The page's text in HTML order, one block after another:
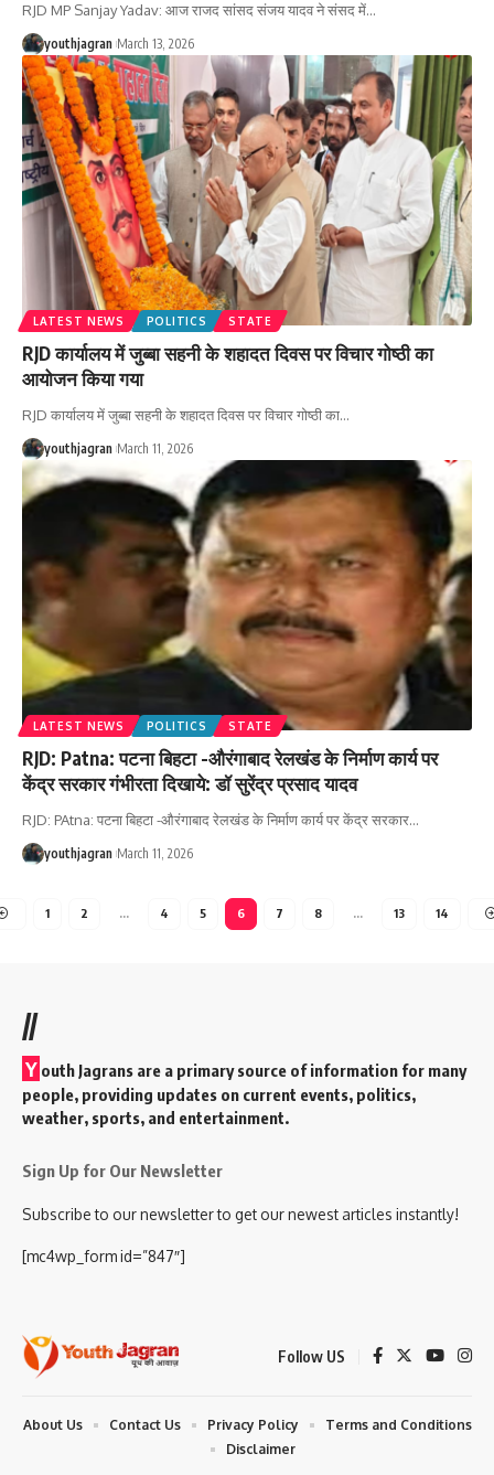
RJD MP Sanjay Yadav: आज राजद सांसद संजय यादव ने संसद में…
youthjagran March 13, 2026
LATEST NEWS POLITICS STATE
RJD कार्यालय में जुब्बा सहनी के शहादत दिवस पर विचार गोष्ठी का
आयोजन किया गया
RJD कार्यालय में जुब्बा सहनी के शहादत दिवस पर विचार गोष्ठी का…
youthjagran March 11, 2026
LATEST NEWS POLITICS STATE
RJD: Patna: पटना बिहटा -औरंगाबाद रेलखंड के निर्माण कार्य पर
केंद्र सरकार गंभीरता दिखाये: डॉ सुरेंद्र प्रसाद यादव
RJD: PAtna: पटना बिहटा -औरंगाबाद रेलखंड के निर्माण कार्य पर केंद्र सरकार…
youthjagran March 11, 2026
1 2 … 4 5 6 7 8 … 13 14
//
Y outh Jagrans are a primary source of information for many
people, providing updates on current events, politics,
weather, sports, and entertainment.
Sign Up for Our Newsletter
Subscribe to our newsletter to get our newest articles instantly!
[mc4wp_form id=”847″]
Follow US
About Us Contact Us Privacy Policy
Terms and Conditions
Disclaimer